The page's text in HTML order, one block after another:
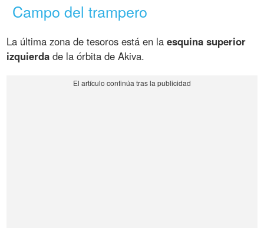
Campo del trampero
La última zona de tesoros está en laesquina superior
izquierda de la órbita de Akiva.